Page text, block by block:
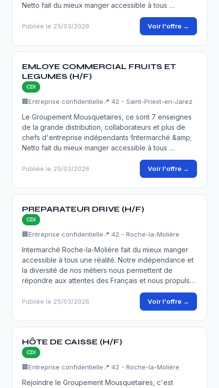
Netto fait du mieux manger accessible à tous …
Publiée le 25/03/2026 Voir l'offre →
EMLOYE COMMERCIAL FRUITS ET
LEGUMES (H/F)
CDI
🏢Entreprise confidentielle 📍 42 - Saint-Priest-en-Jarez
Le Groupement Mousquetaires, ce sont 7 enseignes
de la grande distribution, collaborateurs et plus de
chefs d'entreprise indépendants !Intermarché &amp;
Netto fait du mieux manger accessible à tous …
Publiée le 25/03/2026 Voir l'offre →
PREPARATEUR DRIVE (H/F)
CDI
🏢Entreprise confidentielle 📍 42 - Roche-la-Molière
Intermarché Roche-la-Molière fait du mieux manger
accessible à tous une réalité. Notre indépendance et
la diversité de nos métiers nous permettent de
répondre aux attentes des Français et nous propuls…
Publiée le 25/03/2026 Voir l'offre →
HÔTE DE CAISSE (H/F)
CDI
🏢Entreprise confidentielle 📍 42 - Roche-la-Molière
Rejoindre le Groupement Mousquetaires, c'est